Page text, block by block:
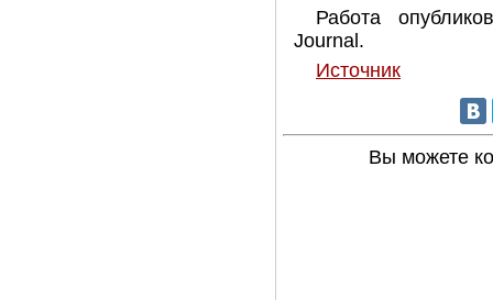
Работа
Journal.
Источник
Вы можете